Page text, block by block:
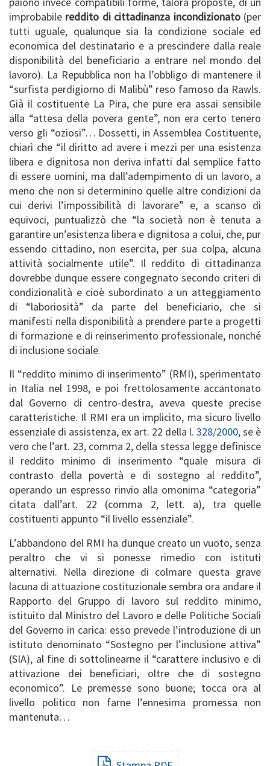
improbabile reddito di cittadinanza incondizionato (per
tutti uguale, qualunque sia la condizione sociale ed
economica del destinatario e a prescindere dalla reale
disponibilità del beneficiario a entrare nel mondo del
lavoro). La Repubblica non ha l’obbligo di mantenere il
“surfista perdigiorno di Malibù” reso famoso da Rawls.
Già il costituente La Pira, che pure era assai sensibile
alla “attesa della povera gente”, non era certo tenero
verso gli “oziosi”… Dossetti, in Assemblea Costituente,
chiarì che “il diritto ad avere i mezzi per una esistenza
libera e dignitosa non deriva infatti dal semplice fatto
di essere uomini, ma dall’adempimento di un lavoro, a
meno che non si determinino quelle altre condizioni da
cui derivi l’impossibilità di lavorare” e, a scanso di
equivoci, puntualizzò che “la società non è tenuta a
garantire un’esistenza libera e dignitosa a colui, che, pur
essendo cittadino, non esercita, per sua colpa, alcuna
attività socialmente utile”. Il reddito di cittadinanza
dovrebbe dunque essere congegnato secondo criteri di
condizionalità e cioè subordinato a un atteggiamento
di “laboriosità” da parte del beneficiario, che si
manifesti nella disponibilità a prendere parte a progetti
di formazione e di reinserimento professionale, nonché
di inclusione sociale.
Il “reddito minimo di inserimento” (RMI), sperimentato
in Italia nel 1998, e poi frettolosamente accantonato
dal Governo di centro-destra, aveva queste precise
caratteristiche. Il RMI era un implicito, ma sicuro livello
essenziale di assistenza, ex art. 22 della l. 328/2000,se è
vero che l’art. 23, comma 2, della stessa legge definisce
il reddito minimo di inserimento “quale misura di
contrasto della povertà e di sostegno al reddito”,
operando un espresso rinvio alla omonima “categoria”
citata dall’art. 22 (comma 2, lett. a), tra quelle
costituenti appunto “il livello essenziale”.
L’abbandono del RMI ha dunque creato un vuoto, senza
peraltro che vi si ponesse rimedio con istituti
alternativi. Nella direzione di colmare questa grave
lacuna di attuazione costituzionale sembra ora andare il
Rapporto del Gruppo di lavoro sul reddito minimo,
istituito dal Ministro del Lavoro e delle Politiche Sociali
del Governo in carica: esso prevede l’introduzione di un
istituto denominato “Sostegno per l’inclusione attiva”
(SIA), al fine di sottolinearne il “carattere inclusivo e di
attivazione dei beneficiari, oltre che di sostegno
economico”. Le premesse sono buone; tocca ora al
livello politico non farne l’ennesima promessa non
mantenuta…